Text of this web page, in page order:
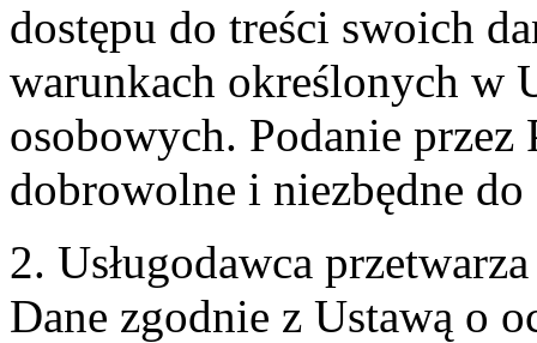
dostępu do treści swoich
warunkach określonych w
osobowych. Podanie przez
dobrowolne i niezbędne
2. Usługodawca
Dane zgodnie z Ustawą o